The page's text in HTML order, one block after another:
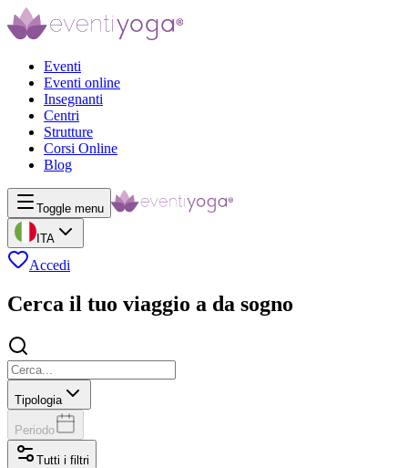
Eventi
Eventi online
Insegnanti
Centri
Strutture
Corsi Online
Blog
Toggle menu
ITA
Accedi
Cerca il tuo viaggio a da sogno
Tipologia
Periodo
Tutti i filtri